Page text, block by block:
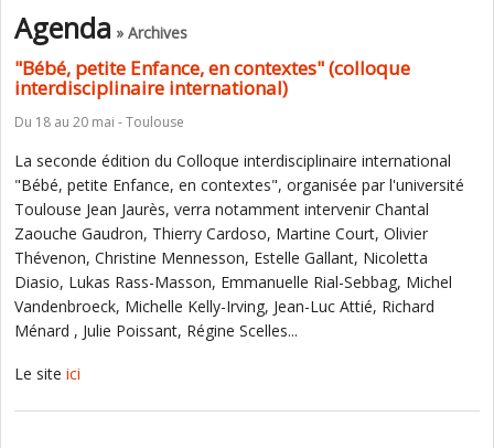
Agenda » Archives
"Bébé, petite Enfance, en contextes" (colloque
interdisciplinaire international)
Du 18 au 20 mai - Toulouse
La seconde édition du Colloque interdisciplinaire international
"Bébé, petite Enfance, en contextes", organisée par l'université
Toulouse Jean Jaurès, verra notamment intervenir Chantal
Zaouche Gaudron, Thierry Cardoso, Martine Court, Olivier
Thévenon, Christine Mennesson, Estelle Gallant, Nicoletta
Diasio, Lukas Rass-Masson, Emmanuelle Rial-Sebbag, Michel
Vandenbroeck, Michelle Kelly-Irving, Jean-Luc Attié, Richard
Ménard , Julie Poissant, Régine Scelles...
Le site ici